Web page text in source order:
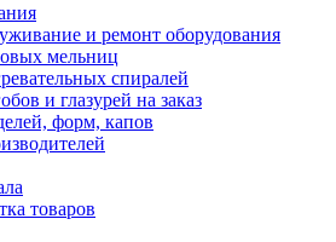
и ремонт оборудования
мельниц
спиралей
и глазурей на заказ
форм, капов
товаров